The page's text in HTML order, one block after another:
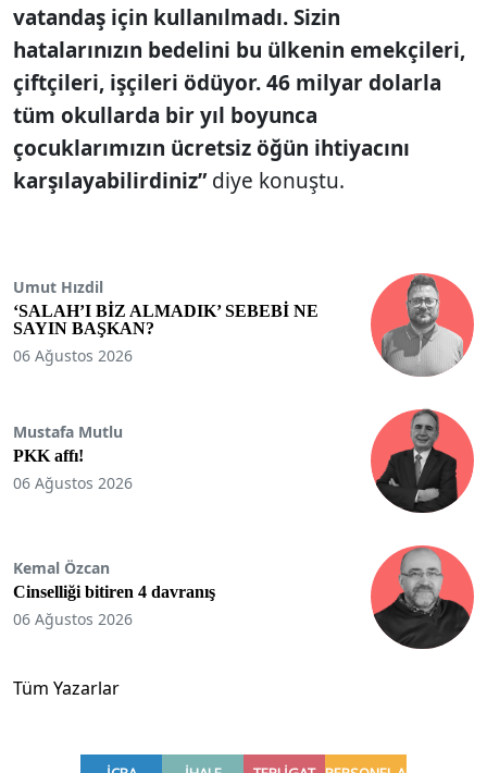
vatandaş için kullanılmadı. Sizin
hatalarınızın bedelini bu ülkenin emekçileri,
çiftçileri, işçileri ödüyor. 46 milyar dolarla
tüm okullarda bir yıl boyunca
çocuklarımızın ücretsiz öğün ihtiyacını
karşılayabilirdiniz”diye konuştu.
Umut Hızdil
‘SALAH’I BİZ ALMADIK’ SEBEBİ NE
SAYIN BAŞKAN?
06 Ağustos 2026
Mustafa Mutlu
PKK affı!
06 Ağustos 2026
Kemal Özcan
Cinselliği bitiren 4 davranış
06 Ağustos 2026
Tüm Yazarlar